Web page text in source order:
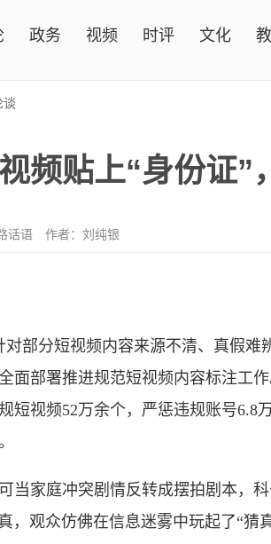
政务 视频 时评 文化
谈
频贴上“身份证
话语 作者：刘纯银
部分短视频内容来源不清、真假难
面部署推进规范短视频内容标注工作
短视频52万余个，严惩违规账号6.8
家庭冲突剧情反转成摆拍剧本，科
，观众仿佛在信息迷雾中玩起了“猜